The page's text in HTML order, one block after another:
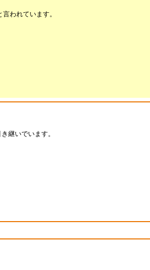
われています。
継いでいます。